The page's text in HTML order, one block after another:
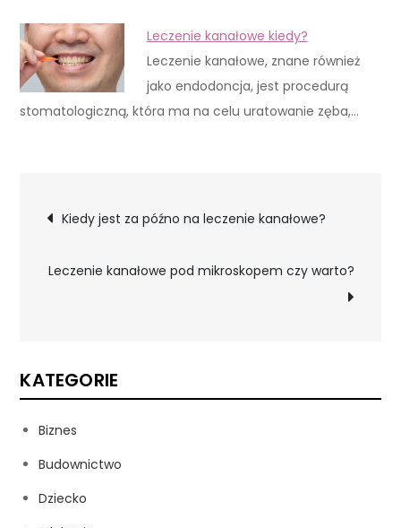
Leczenie kanałowe kiedy?
Leczenie kanałowe, znane również
jako endodoncja, jest procedurą
stomatologiczną, która ma na celu uratowanie zęba,…
Nawigacja
wpisu
Kiedy jest za późno na leczenie kanałowe?
Leczenie kanałowe pod mikroskopem czy warto?
KATEGORIE
Biznes
Budownictwo
Dziecko